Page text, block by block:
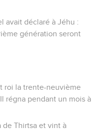
avait déclaré à Jéhu :
génération seront
roi la trente-neuvième
régna pendant un mois à
de Thirtsa et vint à